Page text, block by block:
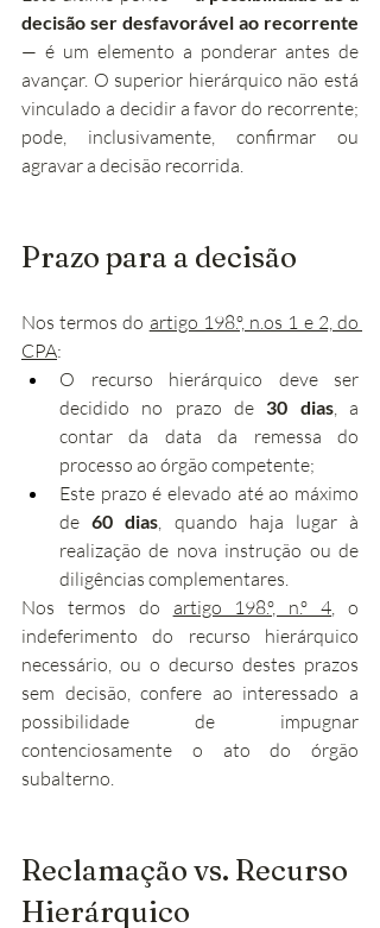
decisão ser desfavorável ao recorrente
— é um elemento a ponderar antes de
avançar. O superior hierárquico não está
vinculado a decidir a favor do recorrente;
pode, inclusivamente, confirmar ou
agravar a decisão recorrida.
Prazo para a decisão
Nos termos do artigo 198.º, n.os 1 e 2, do
CPA:
O recurso hierárquico deve ser
decidido no prazo de 30 dias, a
contar da data da remessa do
processo ao órgão competente;
Este prazo é elevado até ao máximo
de 60 dias, quando haja lugar à
realização de nova instrução ou de
diligências complementares.
Nos termos do artigo 198.º, n.º 4, o
indeferimento do recurso hierárquico
necessário, ou o decurso destes prazos
sem decisão, confere ao interessado a
possibilidade de impugnar
contenciosamente o ato do órgão
subalterno.
Reclamação vs. Recurso
Hierárquico